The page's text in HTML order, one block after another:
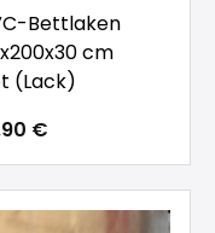
Bettlaken
cm
(Lack)
€